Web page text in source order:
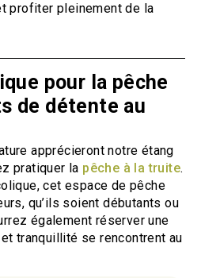
profiter pleinement de la
pour la pêche
de détente au
apprécieront notre étang
pratiquer la pêche à la truite.
cet espace de pêche
qu’ils soient débutants ou
également réserver une
tranquillité se rencontrent au